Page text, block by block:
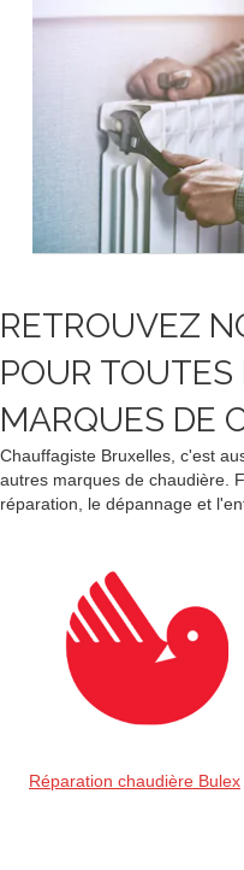
RETROUVEZ
POUR
MARQUES DE
Chauffagiste Bruxelles, c'est
autres marques de chaudière.
réparation, le dépannage et
Réparation chaudière Bulex